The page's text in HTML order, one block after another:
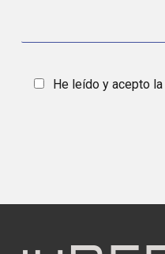
He leído y acepto la